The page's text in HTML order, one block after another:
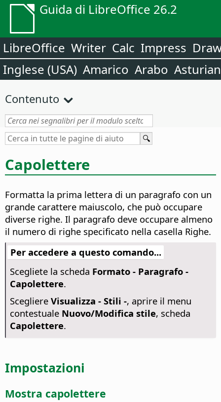
Guida di LibreOffice 26.2
LibreOffice Writer Calc Impress
Inglese (USA) Amarico Arabo
Contenuto
Capolettere
Formatta la prima lettera di un paragrafo con un
grande carattere maiuscolo, che può occupare
diverse righe. Il paragrafo deve occupare almeno
il numero di righe specificato nella casella Righe.
Per accedere a questo comando...
Scegliete la scheda Formato - Paragrafo -
Capolettere.
Scegliere Visualizza - Stili -, aprire il menu
contestuale Nuovo/Modifica stile, scheda
Capolettere.
Impostazioni
Mostra capolettere